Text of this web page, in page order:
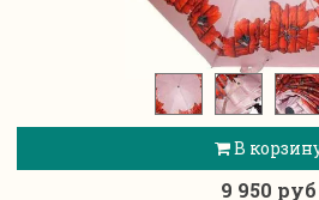
В
9 950 руб